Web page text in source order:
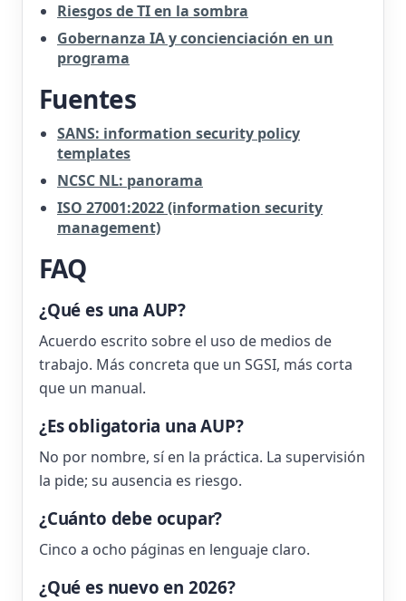
Riesgos de TI en la sombra
Gobernanza IA y concienciación en un
programa
Fuentes
SANS: information security policy
templates
NCSC NL: panorama
ISO 27001:2022 (information security
management)
FAQ
¿Qué es una AUP?
Acuerdo escrito sobre el uso de medios de
trabajo. Más concreta que un SGSI, más corta
que un manual.
¿Es obligatoria una AUP?
No por nombre, sí en la práctica. La supervisión
la pide; su ausencia es riesgo.
¿Cuánto debe ocupar?
Cinco a ocho páginas en lenguaje claro.
¿Qué es nuevo en 2026?